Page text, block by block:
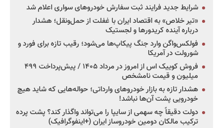
شرایط جدید فرایند ثبت سفارش خودروهای سواری اعلام شد
«تیر خلاص» به اقتصاد ایران با غفلت از حمل‌ونقل؛ هشدار
درباره آینده کریدورها و لجستیک
فولکس‌واگن وارد جنگ پیکاپ‌ها می‌شود؛ رقیب تازه برای فورد و
شورولت در آمریکا
فروش کوییک اس از امروز در مرداد ۱۴۰۵ / پیش‌پرداخت ۴۹۹
میلیون و قیمت نامشخص
هشدار تازه به بازار خودروهای وارداتی؛ حواله‌هایی که شاید هیچ
خودرویی پشت آن‌ها نباشد!
دولت دقیقاً چه سهمی از سایپا را می‌تواند واگذار کند؟ پشت پرده
ترکیب مالکان دومین خودروساز ایران (+اینفوگرافیک)